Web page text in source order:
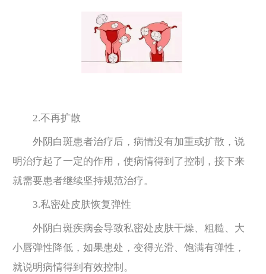
2.不再扩散
外阴白斑患者治疗后，病情没有加重或扩散，说
明治疗起了一定的作用，使病情得到了控制，接下来
就需要患者继续坚持规范治疗。
3.私密处皮肤恢复弹性
外阴白斑疾病会导致私密处皮肤干燥、粗糙、大
小唇弹性降低，如果患处，变得光滑、饱满有弹性，
就说明病情得到有效控制。